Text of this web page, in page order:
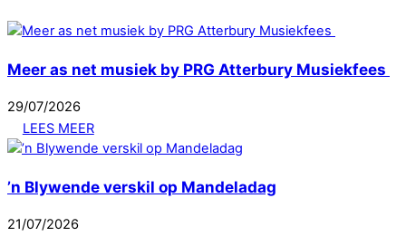
Meer as net musiek by PRG Atterbury Musiekfees
29/07/2026
LEES MEER
’n Blywende verskil op Mandeladag
21/07/2026